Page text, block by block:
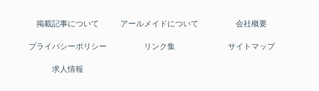
掲載記事について アールメイドについて 会社概要
プライバシーポリシー リンク集 サイトマップ
求人情報